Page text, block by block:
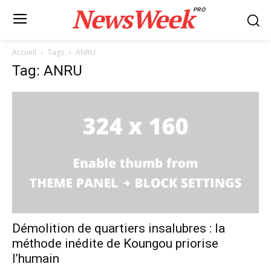
NewsWeekPRO
Accueil Tags ANRU
Tag: ANRU
Démolition de quartiers insalubres : la
méthode inédite de Koungou priorise
l’humain